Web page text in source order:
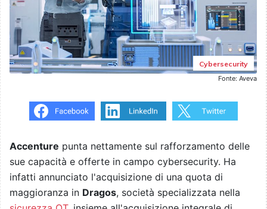
Cybersecurity
Fonte: Aveva
Accenture punta nettamente sul rafforzamento delle
sue capacità e offerte in campo cybersecurity. Ha
infatti annunciato l'acquisizione di una quota di
maggioranza in Dragos, società specializzata nella